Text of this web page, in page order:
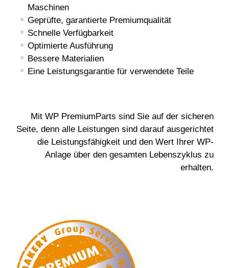
Maschinen
Geprüfte, garantierte Premiumqualität
Schnelle Verfügbarkeit
Optimierte Ausführung
Bessere Materialien
Eine Leistungsgarantie für verwendete Teile
Mit WP PremiumParts sind Sie auf der sicheren
Seite, denn alle Leistungen sind darauf ausgerichtet
die Leistungsfähigkeit und den Wert Ihrer WP-
Anlage über den gesamten Lebenszyklus zu
erhalten.